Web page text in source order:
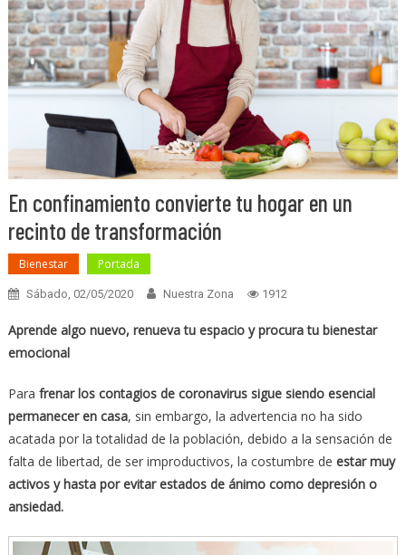
En confinamiento convierte tu hogar en un
recinto de transformación
Bienestar Portada
Sábado, 02/05/2020 Nuestra Zona 1912
Aprende algo nuevo, renueva tu espacio y procura tu bienestar
emocional
Para frenar los contagios de coronavirus sigue siendo esencial
permanecer en casa, sin embargo, la advertencia no ha sido
acatada por la totalidad de la población, debido a la sensación de
falta de libertad, de ser improductivos, la costumbre de estar muy
activos y hasta por evitar estados de ánimo como depresión o
ansiedad.